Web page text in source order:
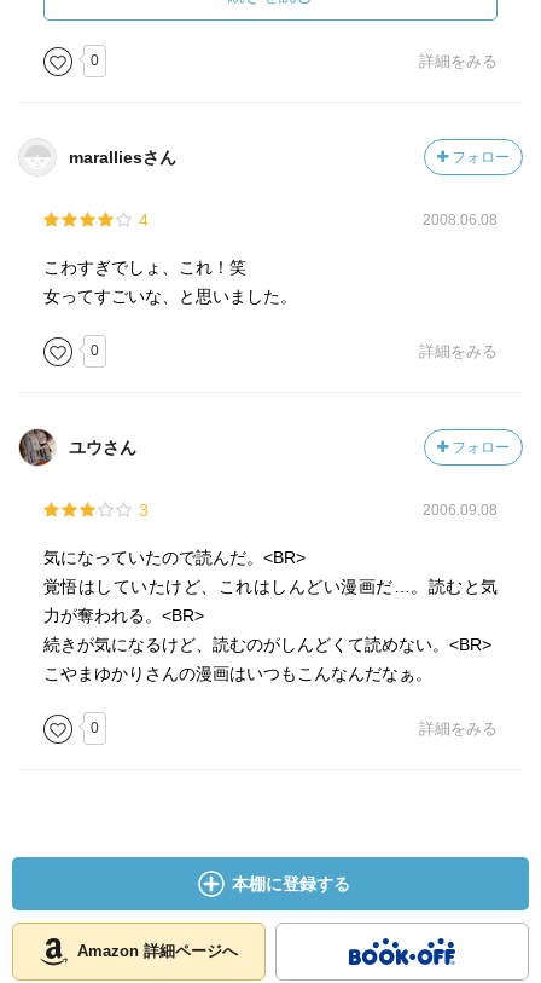
0 詳細をみる
maralliesさん フォロー
4 2008.06.08
こわすぎでしょ、これ！笑
女ってすごいな、と思いました。
0 詳細をみる
ユウさん フォロー
3 2006.09.08
気になっていたので読んだ。<BR>
覚悟はしていたけど、これはしんどい漫画だ…。読むと気
力が奪われる。<BR>
続きが気になるけど、読むのがしんどくて読めない。<BR>
こやまゆかりさんの漫画はいつもこんなんだなぁ。
0 詳細をみる
本棚に登録する
Amazon 詳細ページへ